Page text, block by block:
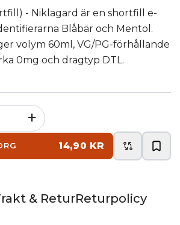
- Niklagard är en shortfill e-
Blåbär och Mentol.
volym 60ml, VG/PG-förhållande
0mg och dragtyp DTL.
+
14,90 KR
& ReturReturpolicy